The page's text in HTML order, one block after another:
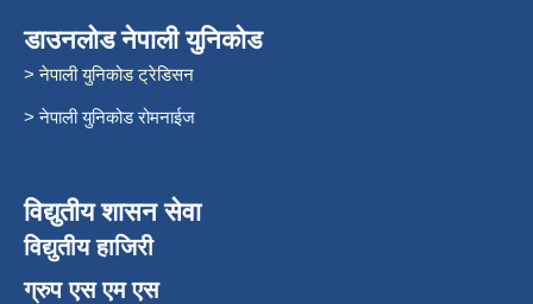
डाउनलोड नेपाली युनिकोड
> नेपाली युनिकोड ट्रेडिसन
> नेपाली युनिकोड रोमनाईज
विद्युतीय शासन सेवा
विद्युतीय हाजिरी
ग्रुप एस एम एस